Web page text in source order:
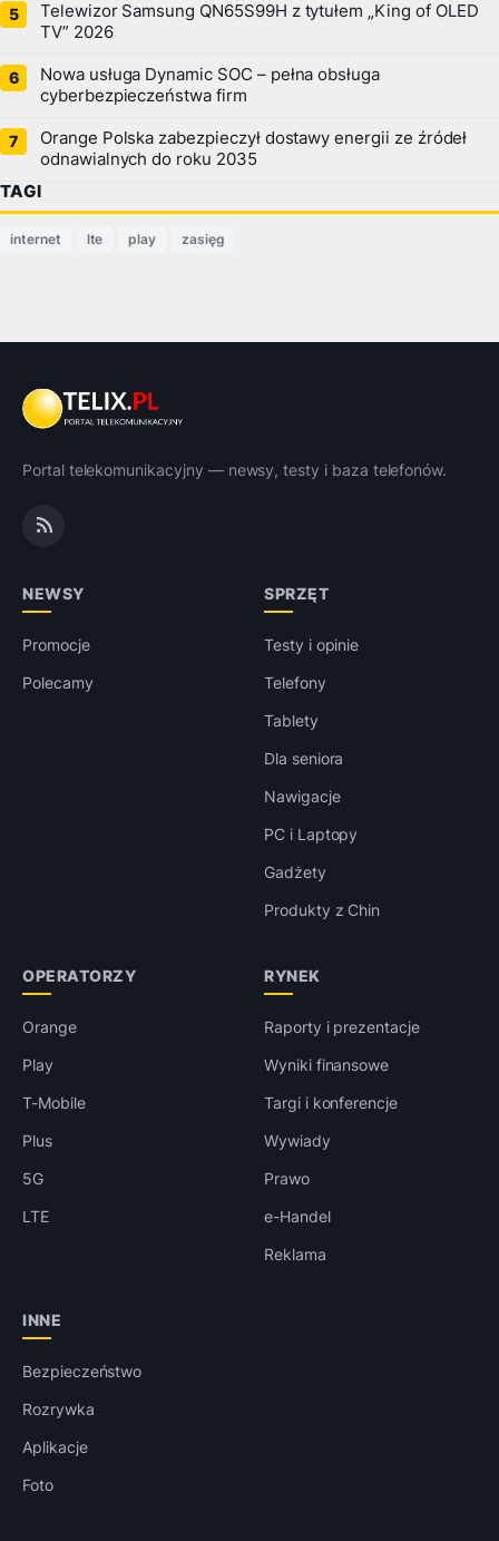
Telewizor Samsung QN65S99H z tytułem „King of OLED
TV” 2026
Nowa usługa Dynamic SOC – pełna obsługa
cyberbezpieczeństwa firm
Orange Polska zabezpieczył dostawy energii ze źródeł
odnawialnych do roku 2035
TAGI
internet lte play zasięg
Portal telekomunikacyjny — newsy, testy i baza telefonów.
NEWSY
Promocje
Polecamy
SPRZĘT
Testy i opinie
Telefony
Tablety
Dla seniora
Nawigacje
PC i Laptopy
Gadżety
Produkty z Chin
OPERATORZY
Orange
Play
T-Mobile
Plus
5G
LTE
RYNEK
Raporty i prezentacje
Wyniki finansowe
Targi i konferencje
Wywiady
Prawo
e-Handel
Reklama
INNE
Bezpieczeństwo
Rozrywka
Aplikacje
Foto